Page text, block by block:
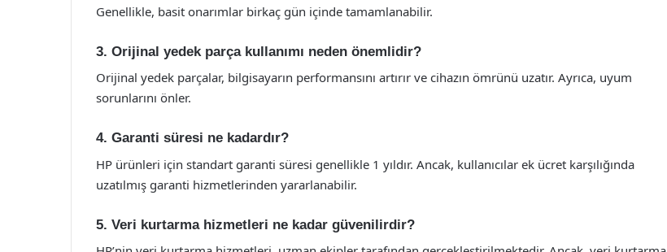
Genellikle, basit onarımlar birkaç gün içinde tamamlanabilir.
3. Orijinal yedek parça kullanımı neden önemlidir?
Orijinal yedek parçalar, bilgisayarın performansını artırır ve cihazın ömrünü uzatır. Ayrıca, uyum
sorunlarını önler.
4. Garanti süresi ne kadardır?
HP ürünleri için standart garanti süresi genellikle 1 yıldır. Ancak, kullanıcılar ek ücret karşılığında
uzatılmış garanti hizmetlerinden yararlanabilir.
5. Veri kurtarma hizmetleri ne kadar güvenilirdir?